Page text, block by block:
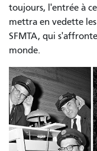
toujours, l'entrée à
mettra en vedette
SFMTA, qui
monde.